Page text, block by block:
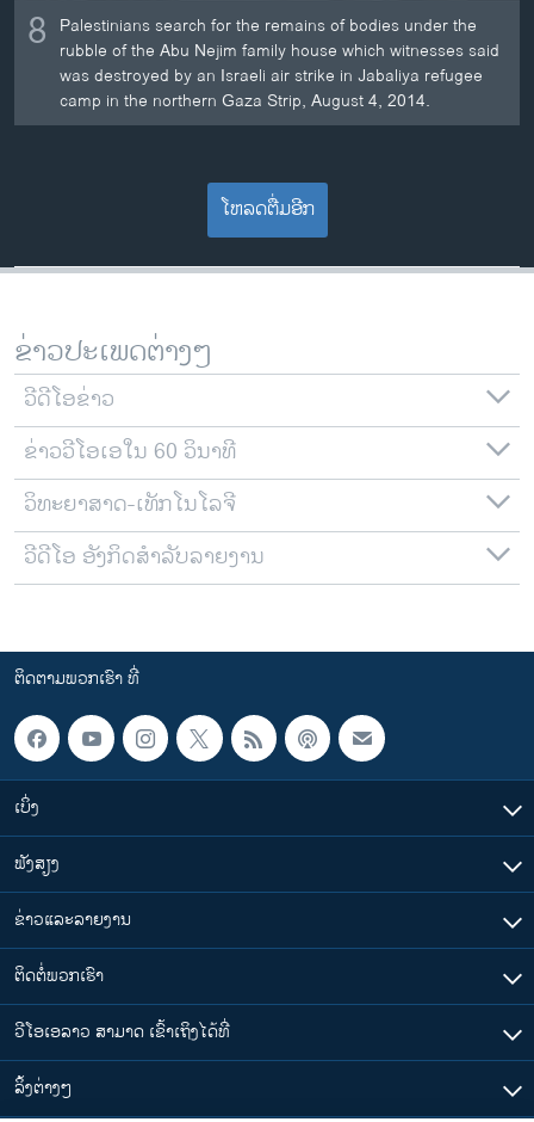
8 Palestinians search for the remains of bodies under the
rubble of the Abu Nejim family house which witnesses said
was destroyed by an Israeli air strike in Jabaliya refugee
camp in the northern Gaza Strip, August 4, 2014.
ໂຫລດຕື່ມອີກ
ຂ່າວປະເພດຕ່າງໆ
ວີດີໂອຂ່າວ
ຂ່າວວີໂອເອໃນ 60 ວິນາທີ
ວິທະຍາສາດ-ເທັກໂນໂລຈີ
ວີດີໂອ ອັງກິດສຳລັບລາຍງານ
ຕິດຕາມພວກເຮົາ ທີ່
ເບິ່ງ
ຟັງສຽງ
ຂ່າວແລະລາຍງານ
ຕິດຕໍ່ພວກເຮົາ
ວີໂອເອລາວ ສາມາດ ເຂົ້າເຖິງໄດ້ທີ່
​ລິ້ງ​ຕ່າງໆ